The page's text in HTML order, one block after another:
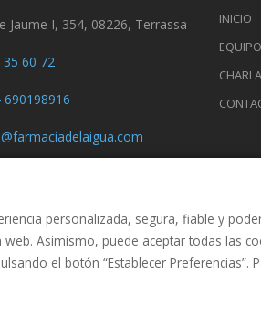
Jaume I, 354, 08226, Terrassa
60 72
INICIO
EQUIPO
personalizada, segura, fiable y
Asimismo, puede aceptar todas las
el botón “Establecer Preferencias”.